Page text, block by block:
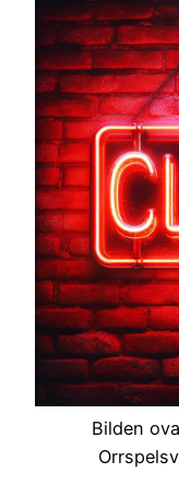
Bilden